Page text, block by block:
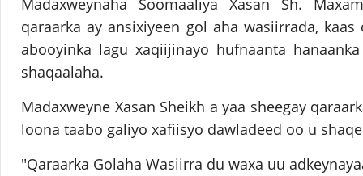
Madaxweynaha Soomaaliya Xasan Sh.
qaraarka ay ansixiyeen gol aha wasiirrada,
abooyinka lagu xaqiijinayo hufnaanta
shaqaalaha.
Madaxweyne Xasan Sheikh a yaa sheegay
loona taabo galiyo xafiisyo dawladeed oo u
"Qaraarka Golaha Wasiirra du waxa uu